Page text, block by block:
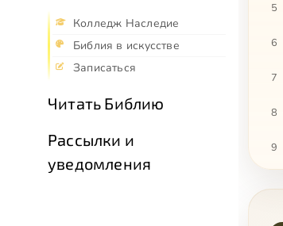
Колледж Наследие
Библия в искусстве
Записаться
Читать Библию
Рассылки и
уведомления
5
6
7
8
9